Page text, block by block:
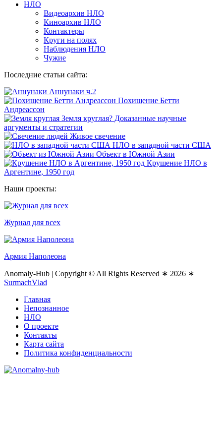
НЛО
Видеоархив НЛО
Киноархив НЛО
Контактеры
Круги на полях
Наблюдения НЛО
Чужие
Последние статьи сайта:
Аннунаки ч.2
Похищение Бетти
Андреассон
Земля круглая? Доказанные научные
аргументы и стратегии
Живое свечение
НЛО в западной части США
Объект в Южной Азии
Крушение НЛО в
Аргентине, 1950 год
Наши проекты:
Журнал для всех
Армия Наполеона
Anomaly-Hub | Copyright © All Rights Reserved ∗ 2026 ∗
SurmachVlad
Главная
Непознанное
НЛО
О проекте
Контакты
Карта сайта
Политика конфиденциальности